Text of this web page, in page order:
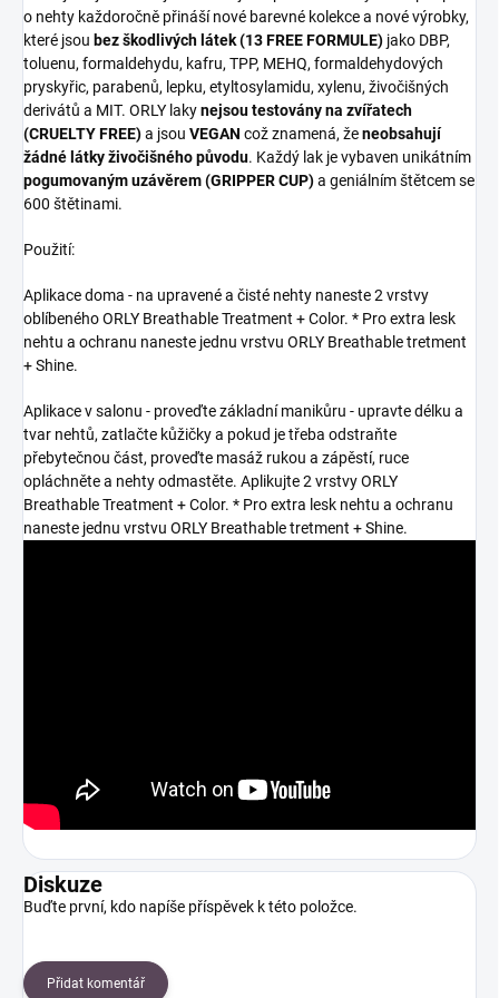
o nehty každoročně přináší nové barevné kolekce a nové výrobky,
které jsou bez škodlivých látek (13 FREE FORMULE) jako DBP,
toluenu, formaldehydu, kafru, TPP, MEHQ, formaldehydových
pryskyřic, parabenů, lepku, etyltosylamidu, xylenu, živočišných
derivátů a MIT. ORLY lakynejsou testovány na zvířatech
(CRUELTY FREE)a jsou VEGAN což znamená, ženeobsahují
žádné látky živočišného původu. Každý lak je vybaven unikátním
pogumovaným uzávěrem (GRIPPER CUP)a geniálním štětcem se
600 štětinami.
Použití:
Aplikace doma - na upravené a čisté nehty naneste 2 vrstvy
oblíbeného ORLY Breathable Treatment + Color. * Pro extra lesk
nehtu a ochranu naneste jednu vrstvu ORLY Breathable tretment
+ Shine.
Aplikace v salonu - proveďte základní manikůru - upravte délku a
tvar nehtů, zatlačte kůžičky a pokud je třeba odstraňte
přebytečnou část, proveďte masáž rukou a zápěstí, ruce
opláchněte a nehty odmastěte. Aplikujte 2 vrstvy ORLY
Breathable Treatment + Color. * Pro extra lesk nehtu a ochranu
naneste jednu vrstvu ORLY Breathable tretment + Shine.
Diskuze
Buďte první, kdo napíše příspěvek k této položce.
Přidat komentář